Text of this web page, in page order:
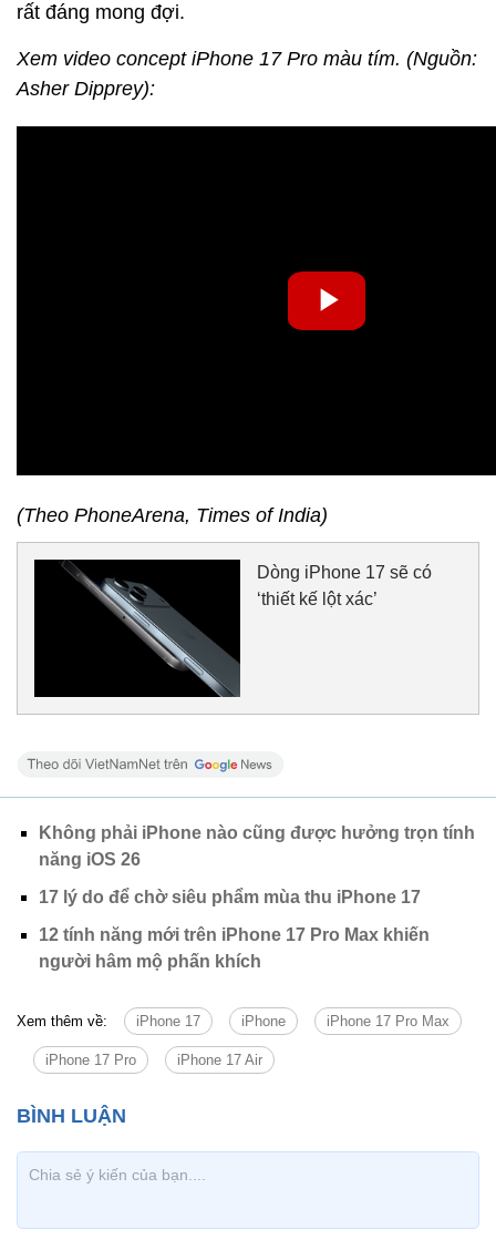
rất đáng mong đợi.
Xem video concept iPhone 17 Pro màu tím. (Nguồn:
Asher Dipprey):
(Theo PhoneArena, Times of India)
Dòng iPhone 17 sẽ có
‘thiết kế lột xác’
Không phải iPhone nào cũng được hưởng trọn tính
năng iOS 26
17 lý do để chờ siêu phẩm mùa thu iPhone 17
12 tính năng mới trên iPhone 17 Pro Max khiến
người hâm mộ phấn khích
Xem thêm về: iPhone 17 iPhone iPhone 17 Pro Max
iPhone 17 Pro iPhone 17 Air